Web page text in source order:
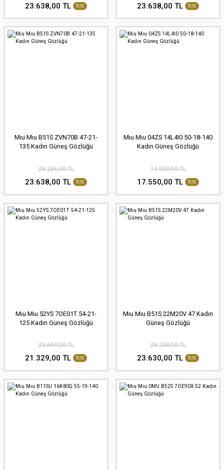
23.638,00 TL %10 23.638,00 TL %10
Mıu Mıu B51S ZVN70B 47-21-
135 Kadın Güneş Gözlüğü
26.266,00 TL
23.638,00 TL %10
Mıu Mıu 04ZS 14L4I0 50-18-140
Kadın Güneş Gözlüğü
19.500,00 TL
17.550,00 TL %10
Mıu Mıu 52YS 7OE01T 54-21-
125 Kadın Güneş Gözlüğü
23.699,00 TL
21.329,00 TL %10
Mıu Mıu B51S 22M20V 47 Kadın
Güneş Gözlüğü
26.258,00 TL
23.630,00 TL %10